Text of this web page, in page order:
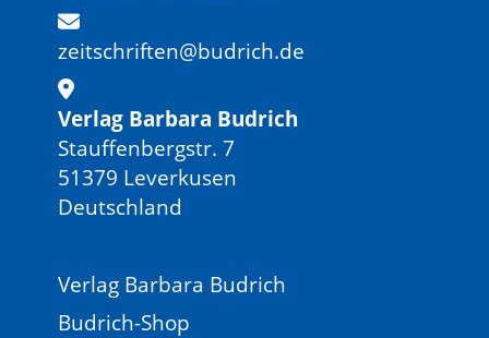
zeitschriften@budrich.de
Verlag Barbara Budrich
Stauffenbergstr. 7
51379 Leverkusen
Deutschland
Verlag Barbara Budrich
Budrich-Shop